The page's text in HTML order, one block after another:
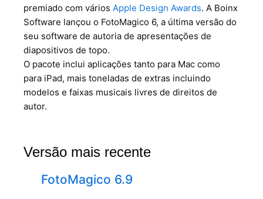
premiado com vários Apple Design Awards. A Boinx
Software lançou o FotoMagico 6, a última versão do
seu software de autoria de apresentações de
diapositivos de topo.
O pacote inclui aplicações tanto para Mac como
para iPad, mais toneladas de extras incluindo
modelos e faixas musicais livres de direitos de
autor.
Versão mais recente
FotoMagico 6.9